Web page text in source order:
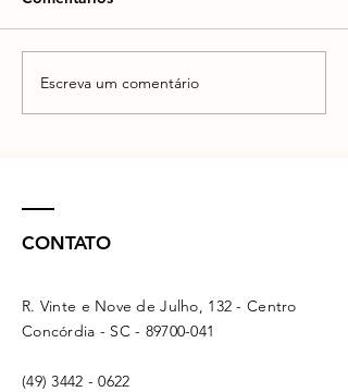
Escreva um comentário
CONTATO
R. Vinte e Nove de Julho, 132 - Centro
Concórdia - SC - 89700-041
(49) 3442 - 0622